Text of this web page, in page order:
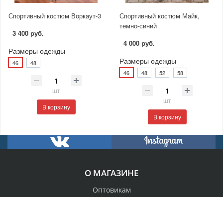
Спортивный костюм Воркаут-3
3 400 руб.
Размеры одежды
46 48
шт
В корзину
Спортивный костюм Майк,
темно-синий
4 000 руб.
Размеры одежды
46 48 52 58
шт
В корзину
О МАГАЗИНЕ
Оптовикам